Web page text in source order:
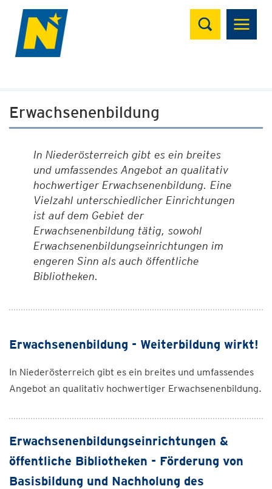
Suchen
Erwachsenenbildung
In Niederösterreich gibt es ein breites
und umfassendes Angebot an qualitativ
hochwertiger Erwachsenenbildung. Eine
Vielzahl unterschiedlicher Einrichtungen
ist auf dem Gebiet der
Erwachsenenbildung tätig, sowohl
Erwachsenenbildungseinrichtungen im
engeren Sinn als auch öffentliche
Bibliotheken.
Erwachsenenbildung - Weiterbildung wirkt!
In Niederösterreich gibt es ein breites und umfassendes
Angebot an qualitativ hochwertiger Erwachsenenbildung.
Erwachsenenbildungseinrichtungen &
öffentliche Bibliotheken - Förderung von
Basisbildung und Nachholung des